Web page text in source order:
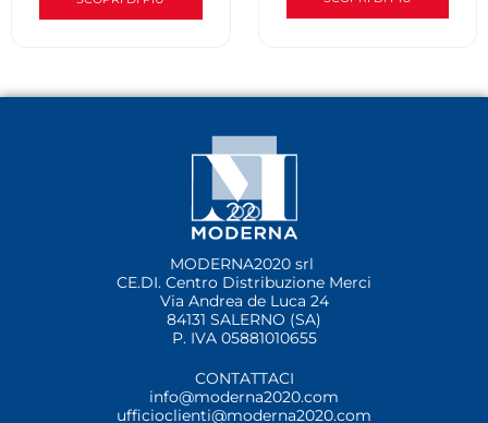
MODERNA2020 srl
CE.DI. Centro Distribuzione Merci
Via Andrea de Luca 24
84131 SALERNO (SA)
P. IVA 05881010655
CONTATTACI
info@moderna2020.com
ufficioclienti@moderna2020.com